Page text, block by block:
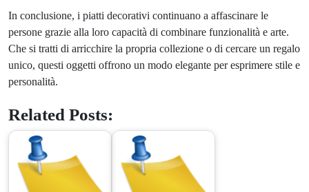
In conclusione, i piatti decorativi continuano a affascinare le
persone grazie alla loro capacità di combinare funzionalità e arte.
Che si tratti di arricchire la propria collezione o di cercare un regalo
unico, questi oggetti offrono un modo elegante per esprimere stile e
personalità.
Related Posts: